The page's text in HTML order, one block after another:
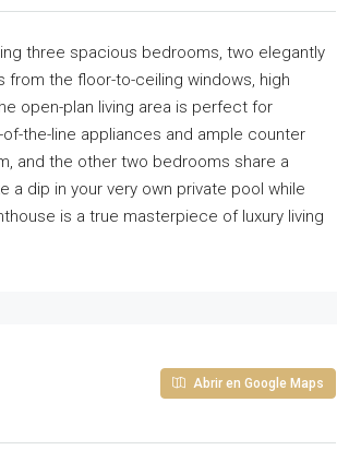
three spacious bedrooms, two elegantly
from the floor-to-ceiling windows, high
open-plan living area is perfect for
the-line appliances and ample counter
and the other two bedrooms share a
dip in your very own private pool while
is a true masterpiece of luxury living
Abrir en Google Maps